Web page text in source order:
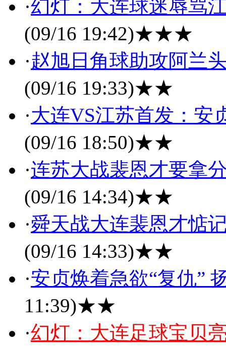
·幻灯：大连球迷辱骂
(09/16 19:42)★★★
·赵旭日角球助攻阿兰
(09/16 19:33)★★
·大连VS江苏首发：安
(09/16 18:50)★★
·连苏大战裴恩才要拿
(09/16 14:34)★★
·舜天战大连裴恩才惦
(09/16 14:33)★★
·安贞焕着急欲“复仇”
11:39)★★
·幻灯：大连足球宝贝